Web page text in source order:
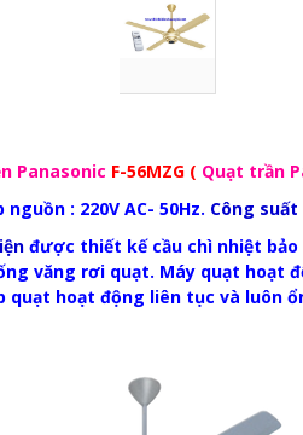
Panasonic F-56MZG ( Quạt trần
nguồn : 220V AC- 50Hz. Công suất
được thiết kế cầu chì nhiệt bảo
văng rơi quạt. Máy quạt hoạt
quạt hoạt động liên tục và luôn